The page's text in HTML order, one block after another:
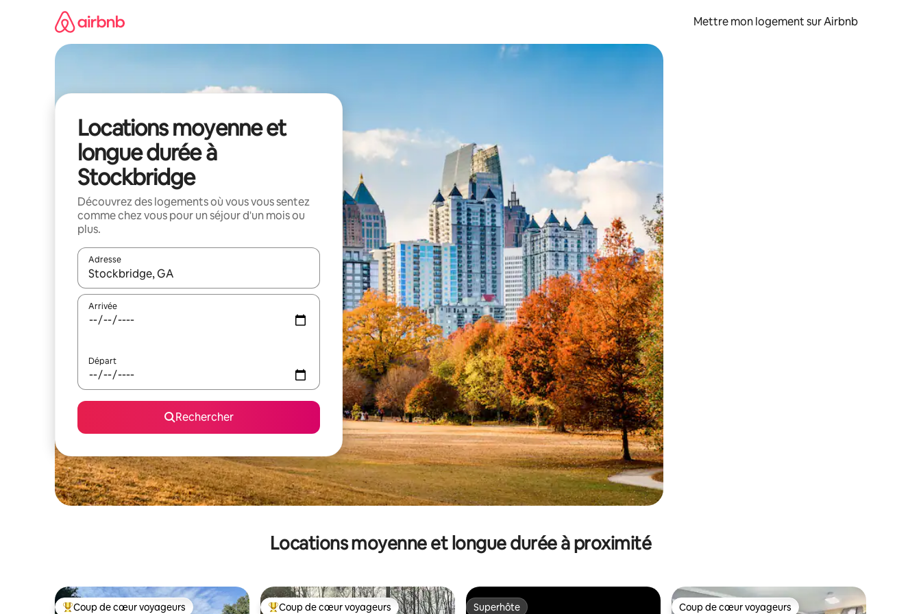
Mettre mon logement sur Airbnb
Locations moyenne et
longue durée à
Stockbridge
Découvrez des logements où vous vous sentez
comme chez vous pour un séjour d'un mois ou
plus.
Adresse
Lorsque les résultats s'affichent, utilisez les flèches vers le haut et vers le bas pour les parcourir ou en appuyant et en faisant glisser.
Arrivée
Départ
Rechercher
Locations moyenne et longue durée à proximité
Coup de cœur voyageurs Coup de cœur voyageurs Superhôte Coup de cœur voyageurs